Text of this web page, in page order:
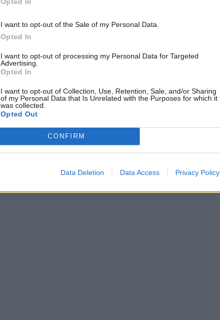
I want to opt-out of the Sale of my Personal Data.
Opted In
I want to opt-out of processing my Personal Data for Targeted
Advertising.
Opted In
I want to opt-out of Collection, Use, Retention, Sale, and/or Sharing
of my Personal Data that Is Unrelated with the Purposes for which it
was collected.
Opted Out
CONFIRM
Data Deletion Data Access Privacy Policy